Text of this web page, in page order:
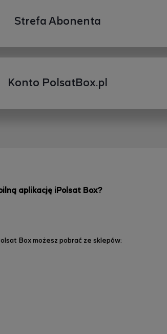
Strefa Abonenta
Konto PolsatBox.pl
aplikację iPolsat Box?
Box możesz pobrać ze sklepów: